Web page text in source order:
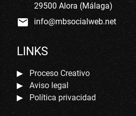
29500 Alora (Málaga)
mail info@mbsocialweb.net
LINKS
Proceso Creativo
Aviso legal
Política privacidad